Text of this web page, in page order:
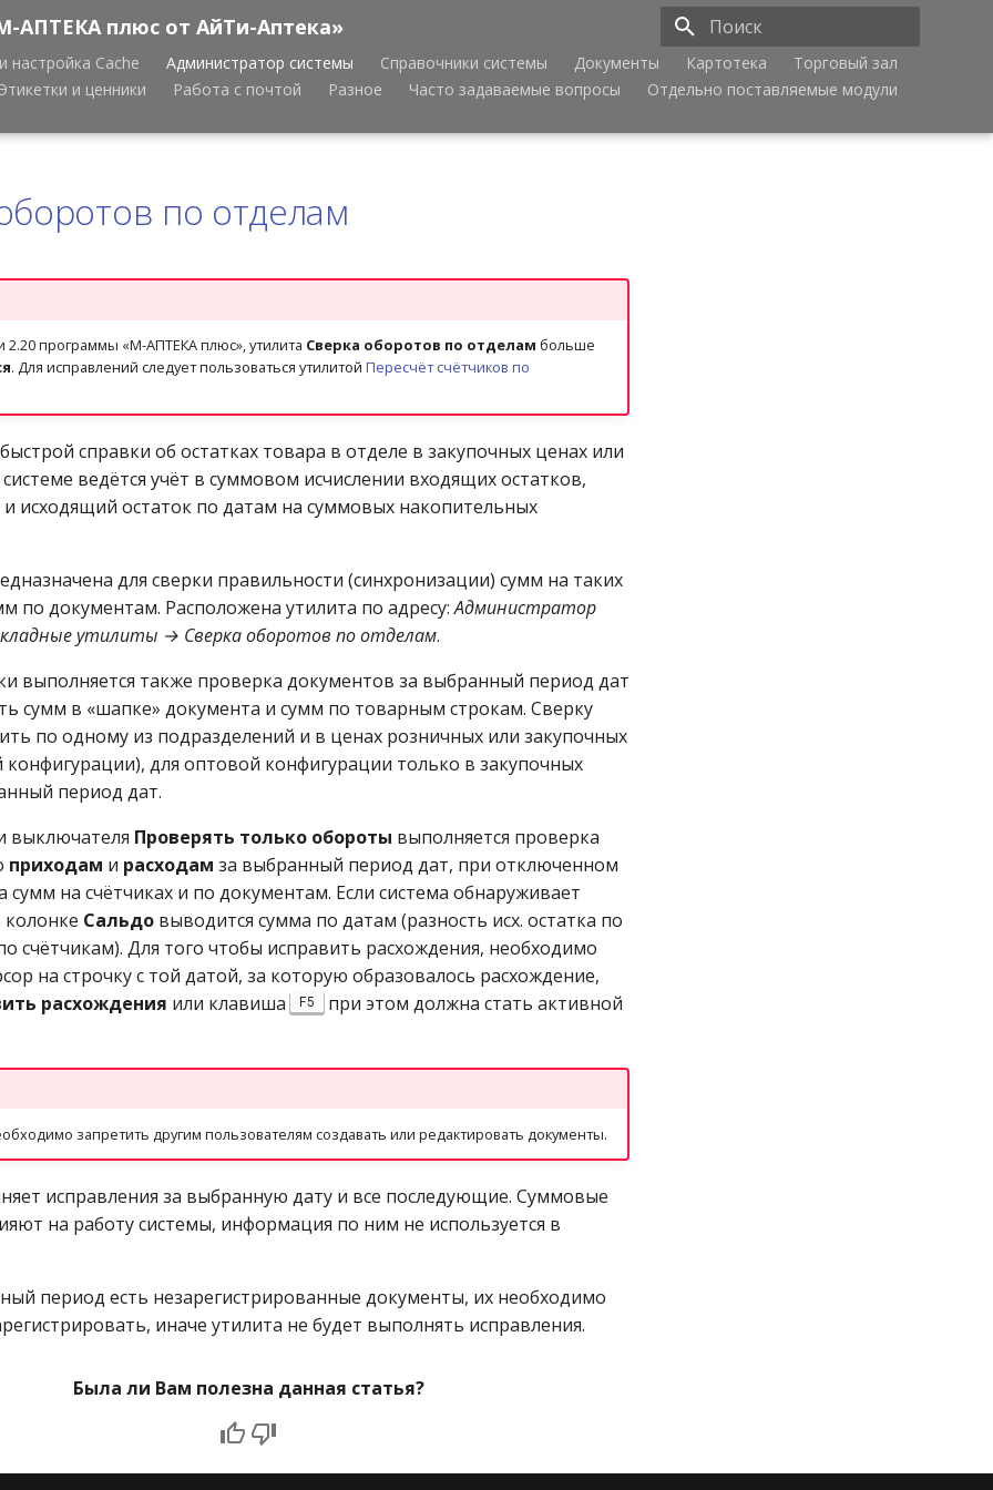
АПТЕКА плюс от АйТи-Аптека»
Инициализация поиска
настройка Cache Администратор системы Справочники системы Документы Картотека
Торговый зал
Этикетки и ценники Работа с почтой Разное Часто задаваемые вопросы
Отдельно поставляемые модули
по отделам
2.20 программы «М-АПТЕКА плюс», утилита Сверка оборотов по отделам больше
. Для исправлений следует пользоваться утилитой Пересчёт счётчиков по
справки об остатках товара в отделе в закупочных ценах или
ведётся учёт в суммовом исчислении входящих остатков,
и исходящий остаток по датам на суммовых накопительных
для сверки правильности (синхронизации) сумм на таких
по документам. Расположена утилита по адресу:Администратор
утилиты → Сверка оборотов по отделам.
выполняется также проверка документов за выбранный период дат
сумм в «шапке» документа и сумм по товарным строкам. Сверку
по одному из подразделений и в ценах розничных или закупочных
конфигурации), для оптовой конфигурации только в закупочных
период дат.
выключателя Проверять только обороты выполняется проверка
приходам и расходам за выбранный период дат, при отключенном
сумм на счётчиках и по документам. Если система обнаруживает
колонке Сальдо выводится сумма по датам (разность исх. остатка по
счётчикам). Для того чтобы исправить расхождения, необходимо
на строчку с той датой, за которую образовалось расхождение,
расхождения или клавиша F5
при этом должна стать активной
запретить другим пользователям создавать или редактировать документы.
исправления за выбранную дату и все последующие. Суммовые
на работу системы, информация по ним не используется в
период есть незарегистрированные документы, их необходимо
иначе утилита не будет выполнять исправления.
Была ли Вам полезна данная статья?